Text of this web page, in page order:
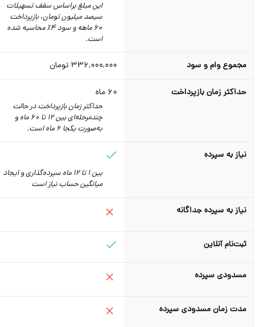
این مبلغ براساس سقف تسهیلات
سیصد میلیون تومان، بازپرداخت
60 ماهه و سود 4٪‌ محاسبه شده
است.
مجموع وام و سود 336,000,000تومان
حداکثر زمان بازپرداخت ماه
حداکثر زمان بازپرداخت در حالت
چندمرحله‌ای بین 12 تا 60 ماه و
به‌صورت یکجا 6 ماه است.
نیاز به سپرده
بین 1 تا 12 ماه سپرده‌گذاری و ایجاد
میانگین حساب نیاز است
نیاز به سپرده جداگانه
ثبت‌نام آنلاین
مسدودی سپرده
مدت زمان مسدودی سپرده